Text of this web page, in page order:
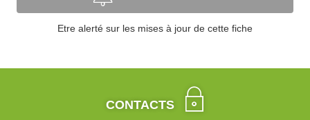
Etre alerté sur les mises à jour de cette fiche
CONTACTS